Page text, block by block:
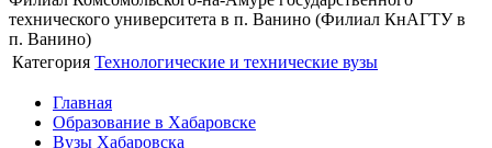
технического университета в п. Ванино (Филиал КнАГТУ в
п. Ванино)
Категория Технологические и технические вузы
Главная
Образование в Хабаровске
Вузы Хабаровска